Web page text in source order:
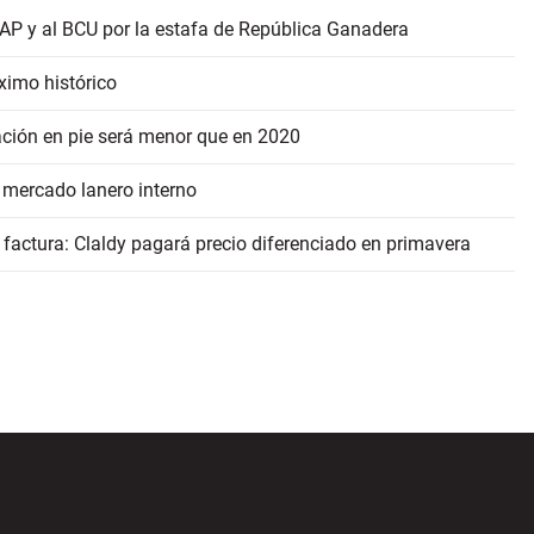
y al BCU por la estafa de República Ganadera
histórico
en pie será menor que en 2020
lanero interno
Claldy pagará precio diferenciado en primavera